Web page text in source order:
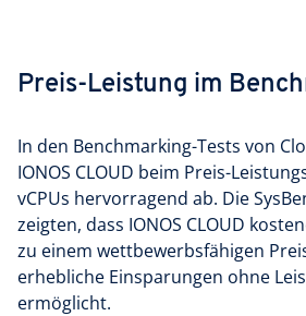
Preis-Leistung im
In den Benchmarking-Tests von
IONOS CLOUD beim Preis-
vCPUs hervorragend ab. Die
zeigten, dass IONOS CLOUD
zu einem wettbewerbs­fähigen
erhebliche Einsparungen ohne
ermöglicht.